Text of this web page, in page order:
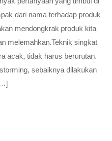
dari nama terhadap produk
mendongkrak produk kita
melemahkan.Teknik singkat
acak, tidak harus berurutan.
sebaiknya dilakukan